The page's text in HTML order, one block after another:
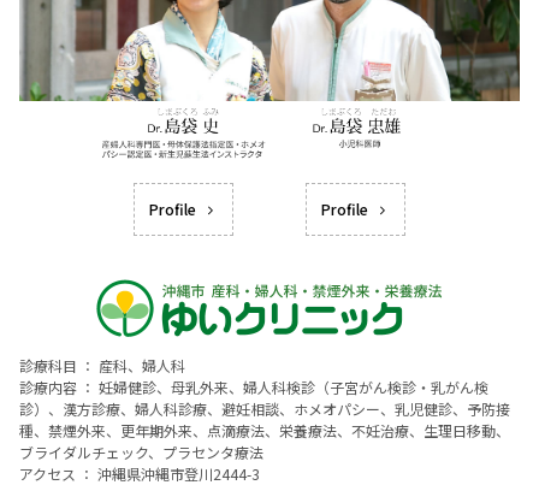
Profile Profile
診療科目 ： 産科、婦人科
診療内容 ： 妊婦健診、母乳外来、婦人科検診（子宮がん検診・乳がん検
診）、漢方診療、婦人科診療、避妊相談、ホメオパシー、乳児健診、予防接
種、禁煙外来、更年期外来、点滴療法、栄養療法、不妊治療、生理日移動、
ブライダルチェック、プラセンタ療法
アクセス ： 沖縄県沖縄市登川2444-3